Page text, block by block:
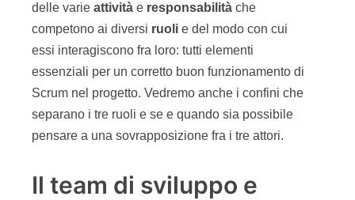
delle varie attività e responsabilità che
competono ai diversi ruoli e del modo con cui
essi interagiscono fra loro: tutti elementi
essenziali per un corretto buon funzionamento di
Scrum nel progetto. Vedremo anche i confini che
separano i tre ruoli e se e quando sia possibile
pensare a una sovrapposizione fra i tre attori.
Il team di sviluppo e